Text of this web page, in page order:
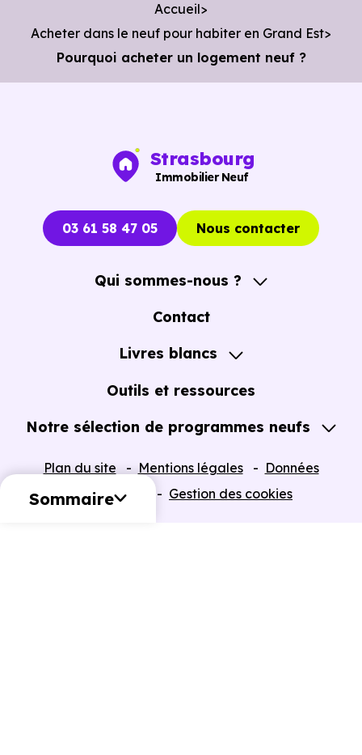
Sommaire
Accueil
Acheter dans le neuf pour habiter en Grand Est
Pourquoi acheter un logement neuf ?
Strasbourg
Immobilier Neuf
03 61 58 47 05 Nous contacter
Qui sommes-nous ?
A propos
Contact
Livres blancs
Guide de l'Achat immobilier neuf en VEFA
Outils et ressources
Notre sélection de programmes neufs
Programmes neufs Dispositif Jeanbrun
Plan du site Mentions légales
Données
personnelles
Gestion des cookies